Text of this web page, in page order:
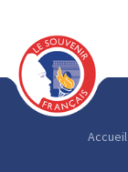
Accueil